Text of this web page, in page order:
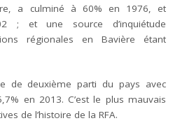
a culminé à 60% en 1976, et
; et une source d’inquiétude
régionales en Bavière étant
de deuxième parti du pays avec
en 2013. C’est le plus mauvais
de l’histoire de la RFA.